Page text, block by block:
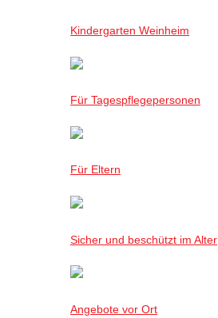
Kindergarten Weinheim
Für Tagespflegepersonen
Für Eltern
Sicher und beschützt im Alter
Angebote vor Ort